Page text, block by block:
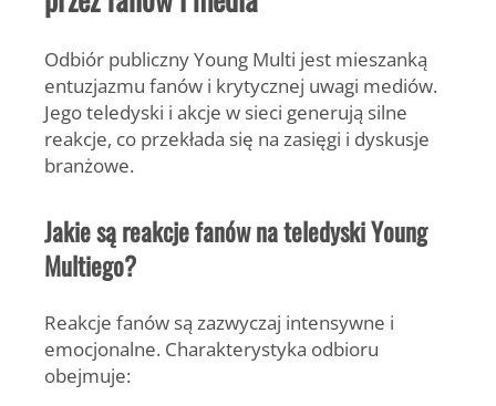
Odbiór publicznyYoung Multi jest mieszanką
entuzjazmu fanów i krytycznej uwagi mediów.
Jego teledyski i akcje w sieci generują silne
reakcje, co przekłada się na zasięgi i dyskusje
branżowe.
Jakie są reakcje fanów na teledyski Young
Multiego?
Reakcje fanów są zazwyczaj intensywne i
emocjonalne. Charakterystyka odbioru
obejmuje: